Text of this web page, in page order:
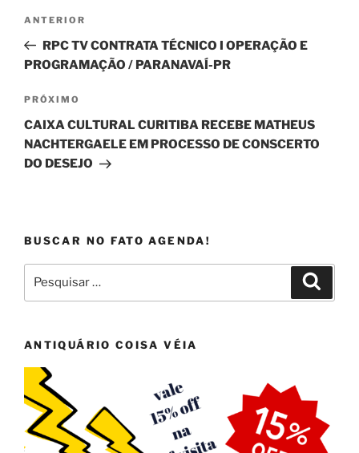
Navegação
Post
Post
anterior
ANTERIOR
RPC TV CONTRATA TÉCNICO I OPERAÇÃO E
PROGRAMAÇÃO / PARANAVAÍ-PR
Próximo
post
PRÓXIMO
CAIXA CULTURAL CURITIBA RECEBE MATHEUS
NACHTERGAELE EM PROCESSO DE CONSCERTO
DO DESEJO
BUSCAR NO FATO AGENDA!
por:
ANTIQUÁRIO COISA VÉIA